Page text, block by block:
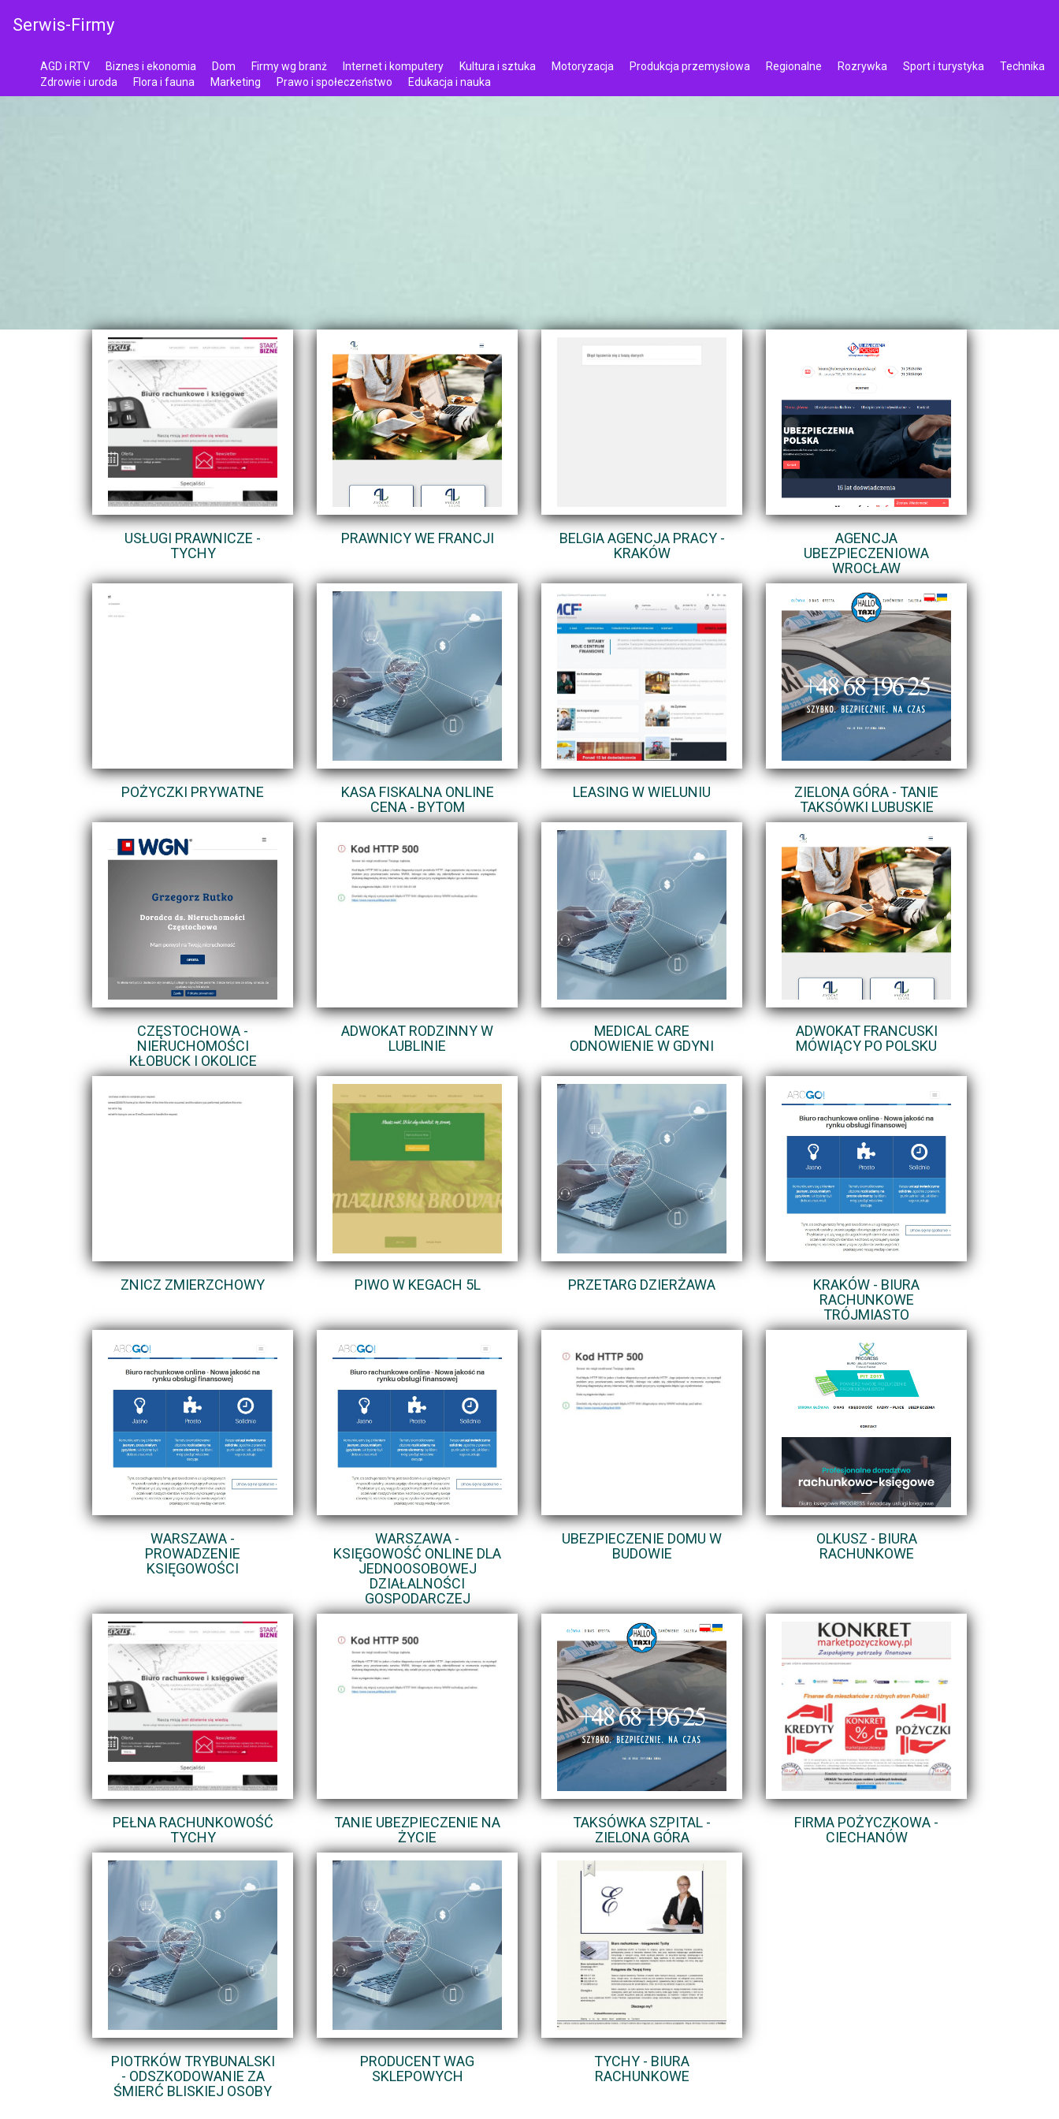
Serwis-Firmy
AGD i RTV Biznes i ekonomia Dom Firmy wg branż Internet i komputery Kultura i sztuka Motoryzacja Produkcja przemysłowa Regionalne Rozrywka Sport i turystyka
Technika
Zdrowie i uroda
Flora i fauna Marketing Prawo i społeczeństwo Edukacja i nauka
USŁUGI PRAWNICZE -
TYCHY
PRAWNICY WE FRANCJI
BELGIA AGENCJA PRACY -
KRAKÓW
AGENCJA
UBEZPIECZENIOWA
WROCŁAW
POŻYCZKI PRYWATNE
KASA FISKALNA ONLINE
CENA - BYTOM
LEASING W WIELUNIU
ZIELONA GÓRA - TANIE
TAKSÓWKI LUBUSKIE
CZĘSTOCHOWA -
NIERUCHOMOŚCI
KŁOBUCK I OKOLICE
ADWOKAT RODZINNY W
LUBLINIE
MEDICAL CARE
ODNOWIENIE W GDYNI
ADWOKAT FRANCUSKI
MÓWIĄCY PO POLSKU
ZNICZ ZMIERZCHOWY PIWO W KEGACH 5L PRZETARG DZIERŻAWA
KRAKÓW - BIURA
RACHUNKOWE
TRÓJMIASTO
WARSZAWA -
PROWADZENIE
KSIĘGOWOŚCI
WARSZAWA -
KSIĘGOWOŚĆ ONLINE DLA
JEDNOOSOBOWEJ
DZIAŁALNOŚCI
GOSPODARCZEJ
UBEZPIECZENIE DOMU W
BUDOWIE
OLKUSZ - BIURA
RACHUNKOWE
PEŁNA RACHUNKOWOŚĆ
TYCHY
TANIE UBEZPIECZENIE NA
ŻYCIE
TAKSÓWKA SZPITAL -
ZIELONA GÓRA
FIRMA POŻYCZKOWA -
CIECHANÓW
PIOTRKÓW TRYBUNALSKI
- ODSZKODOWANIE ZA
ŚMIERĆ BLISKIEJ OSOBY
PRODUCENT WAG
SKLEPOWYCH
TYCHY - BIURA
RACHUNKOWE